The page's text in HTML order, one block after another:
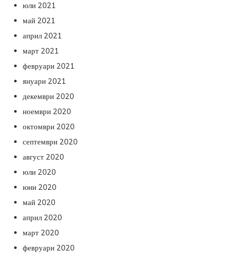
юли 2021
май 2021
април 2021
март 2021
февруари 2021
януари 2021
декември 2020
ноември 2020
октомври 2020
септември 2020
август 2020
юли 2020
юни 2020
май 2020
април 2020
март 2020
февруари 2020